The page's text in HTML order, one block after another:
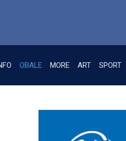
OBALE MORE ART SPORT